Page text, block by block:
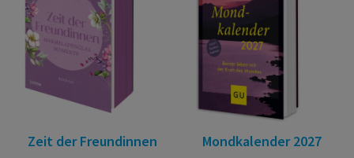
Zeit der Freundinnen
Mondkalender 2027